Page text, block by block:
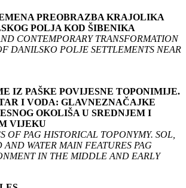
PREOBRAZBA KRAJOLIKA
POLJA KOD ŠIBENIKA
CONTEMPORARY TRANSFORMATION
DANILSKO POLJE SETTLEMENTS NEAR
IZ PAŠKE POVIJESNE TOPONIMIJE.
I VODA: GLAVNEZNAČAJKE
OKOLIŠA U SREDNJEM I
VIJEKU
OF PAG HISTORICAL TOPONYMY. SOL,
WATER MAIN FEATURES PAG
IN THE MIDDLE AND EARLY